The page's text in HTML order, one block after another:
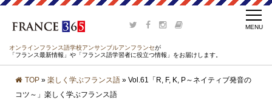
オンラインフランス語学校アンサンブルアンフランセが
「フランス最新情報」や「フランス語学習者に役立つ情報」をお届けします。
TOP » 楽しく学ぶフランス語 » Vol.61「R, F, K, P～ネイティブ発音の
コツ～」楽しく学ぶフランス語